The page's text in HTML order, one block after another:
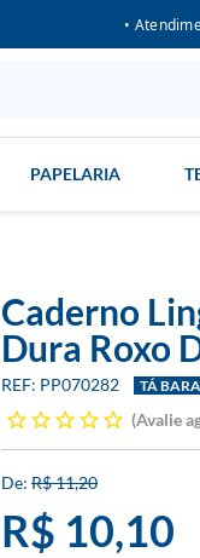
•
PAPELARIA
Caderno
Dura Roxo
PP070282 TÁ
Avalie
R$ 11,20
R$ 10,10